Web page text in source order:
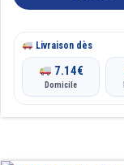
sur
page
produit
Livraison dès
7.14€
Domicile